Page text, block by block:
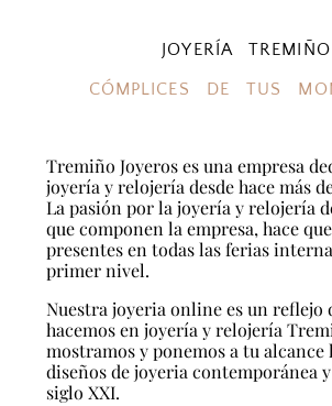
JOYERÍA TREMIÑO
CÓMPLICES DE TUS
Tremiño Joyeros es una empresa
joyería y relojería desde hace más
La pasión por la joyería y relojería
que componen la empresa, hace
presentes en todas las ferias
primer nivel.
Nuestra joyeria online es un reflejo
hacemos en joyería y relojería
mostramos y ponemos a tu alcance
diseños de joyeria contemporánea
siglo XXI.